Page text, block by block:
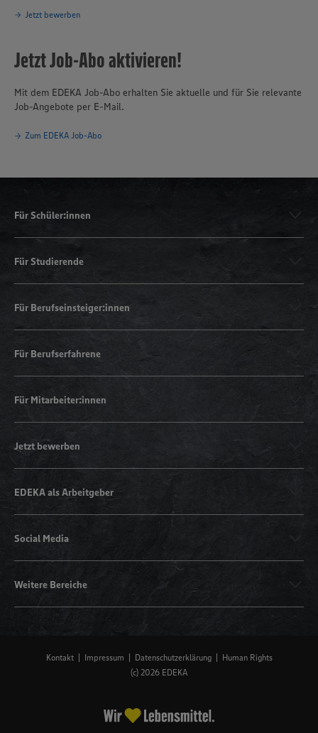
Jetzt bewerben
Jetzt Job-Abo aktivieren!
Mit dem EDEKA Job-Abo erhalten Sie aktuelle und für Sie relevante
Job-Angebote per E-Mail.
Zum EDEKA Job-Abo
Für Schüler:innen
Für Studierende
Für Berufseinsteiger:innen
Für Berufserfahrene
Für Mitarbeiter:innen
Jetzt bewerben
EDEKA als Arbeitgeber
Social Media
Weitere Bereiche
Kontakt Impressum Datenschutzerklärung
Human Rights
(c) 2026 EDEKA